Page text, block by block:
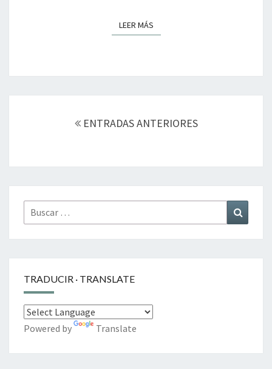
LEER MÁSLEER MÁS
ENTRADAS ANTERIORES
Buscar
por:
TRADUCIR · TRANSLATE
Powered by Translate